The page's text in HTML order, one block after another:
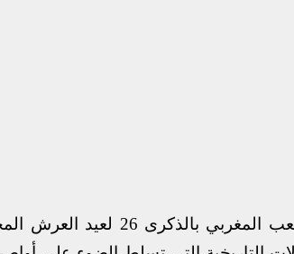
في إطار احتفالات الشعب المغربي